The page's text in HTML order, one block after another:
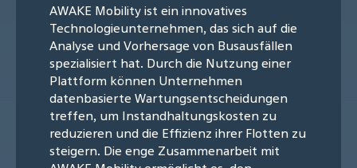
AWAKE Mobility ist ein innovatives
Technologieunternehmen, das sich auf die
Analyse und Vorhersage von Busausfällen
spezialisiert hat. Durch die Nutzung einer
Plattform können Unternehmen
datenbasierte Wartungsentscheidungen
treffen, um Instandhaltungskosten zu
reduzieren und die Effizienz ihrer Flotten zu
steigern. Die enge Zusammenarbeit mit